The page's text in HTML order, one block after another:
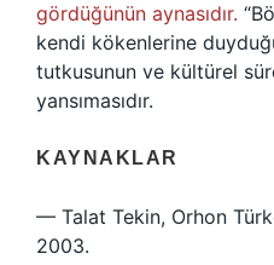
gördüğünün aynasıdır.
kendi kökenlerine duyduğu
tutkusunun ve kültürel
yansımasıdır.
KAYNAKLAR
— Talat Tekin, Orhon
2003.